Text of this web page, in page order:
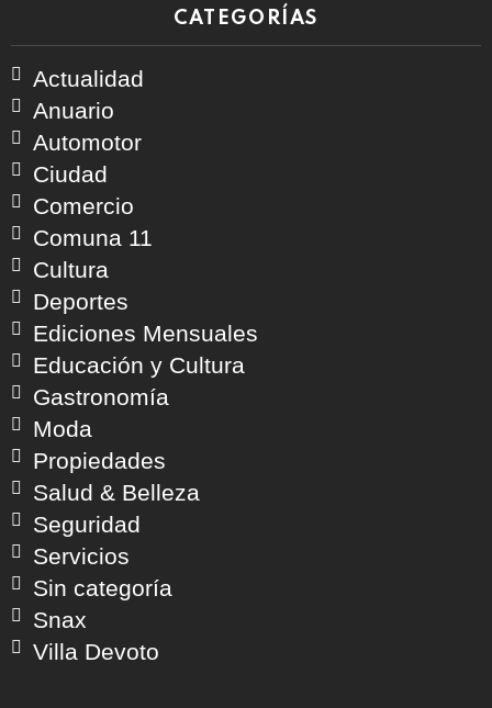
CATEGORÍAS
Actualidad
Anuario
Automotor
Ciudad
Comercio
Comuna 11
Cultura
Deportes
Ediciones Mensuales
Educación y Cultura
Gastronomía
Moda
Propiedades
Salud & Belleza
Seguridad
Servicios
Sin categoría
Snax
Villa Devoto